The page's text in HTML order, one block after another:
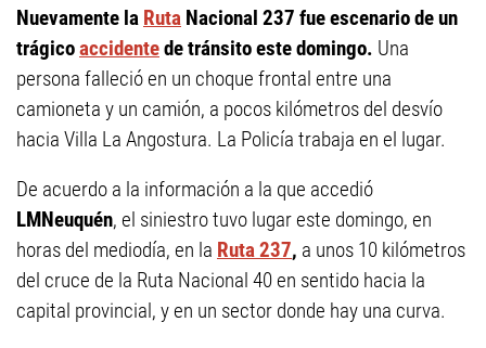
Nuevamente la Ruta Nacional 237 fue escenario de un
trágicoaccidentede tránsito este domingo. Una
persona falleció en un choque frontal entre una
camioneta y un camión, a pocos kilómetros del desvío
hacia Villa La Angostura. La Policía trabaja en el lugar.
De acuerdo a la información a la que accedió
LMNeuquén, el siniestro tuvo lugar este domingo, en
horas del mediodía, en la Ruta 237, a unos 10 kilómetros
del cruce de la Ruta Nacional 40 en sentido hacia la
capital provincial, y en un sector donde hay una curva.